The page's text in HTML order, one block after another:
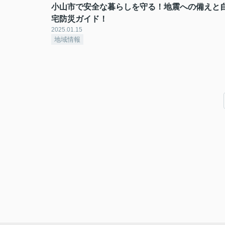
小山市で安全な暮らしを守る！地震への備えと
宅防災ガイド！
2025.01.15
地域情報